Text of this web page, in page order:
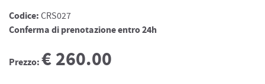
Codice: CRS027
Conferma di prenotazione entro 24h
Prezzo:€ 260.00